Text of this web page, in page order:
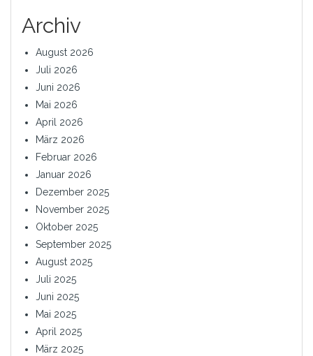
Archiv
August 2026
Juli 2026
Juni 2026
Mai 2026
April 2026
März 2026
Februar 2026
Januar 2026
Dezember 2025
November 2025
Oktober 2025
September 2025
August 2025
Juli 2025
Juni 2025
Mai 2025
April 2025
März 2025